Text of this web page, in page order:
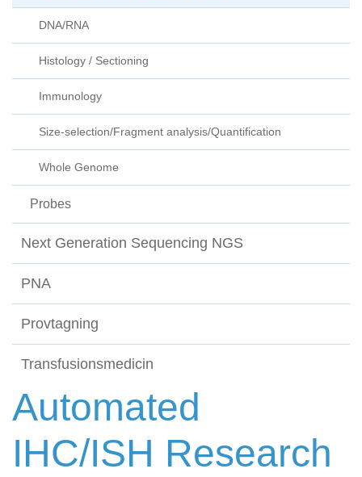
DNA/RNA
Histology / Sectioning
Immunology
Size-selection/Fragment analysis/Quantification
Whole Genome
Probes
Next Generation Sequencing NGS
PNA
Provtagning
Transfusionsmedicin
Automated
IHC/ISH Research